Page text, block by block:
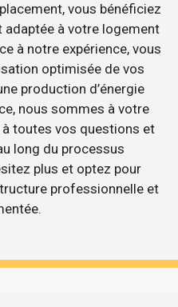
vous bénéficiez
adaptée à votre logement
à notre expérience, vous
optimisée de vos
production d’énergie
nous sommes à votre
toutes vos questions et
long du processus
plus et optez pour
professionnelle et